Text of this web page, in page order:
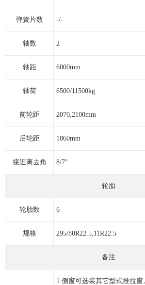
弹簧片数 -/-
轴数 2
轴距 6000mm
轴荷 6500/11500kg
前轮距 2070,2100mm
后轮距 1860mm
接近离去角 8/7°
轮胎
轮胎数 6
规格 295/80R22.5,11R22.5
备注
1.侧窗可选装其它型式推拉